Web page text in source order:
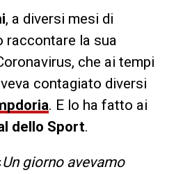
, a diversi mesi di
raccontare la sua
che ai tempi
contagiato diversi
. E lo ha fatto ai
dello Sport.
Un giorno avevamo